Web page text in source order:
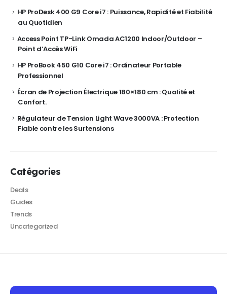
HP ProDesk 400 G9 Core i7 : Puissance, Rapidité et Fiabilité
au Quotidien
Access Point TP-Link Omada AC1200 Indoor/Outdoor –
Point d’Accès WiFi
HP ProBook 450 G10 Core i7 : Ordinateur Portable
Professionnel
Écran de Projection Électrique 180×180 cm : Qualité et
Confort.
Régulateur de Tension Light Wave 3000VA : Protection
Fiable contre les Surtensions
Catégories
Deals
Guides
Trends
Uncategorized